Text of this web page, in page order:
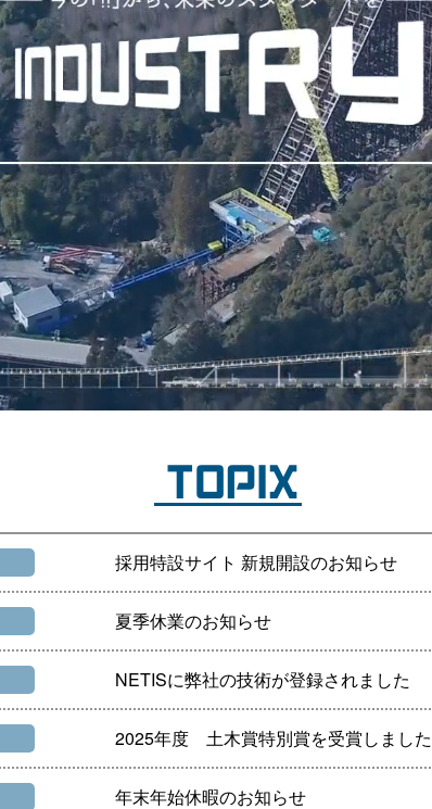
採用特設サイト 新規開設のお知らせ
夏季休業のお知らせ
NETISに弊社の技術が登録されました
2025年度 土木賞特別賞を受賞しました
年末年始休暇のお知らせ